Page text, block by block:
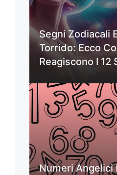
Segni Zodiacali
Torrido: Ecco
Reagiscono I 12
Numeri Angelici